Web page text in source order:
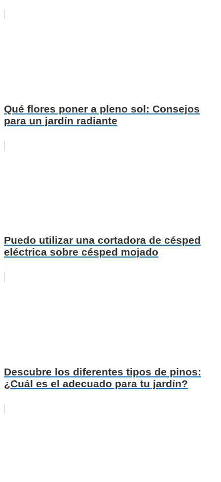
Qué flores poner a pleno sol: Consejos
para un jardín radiante
Puedo utilizar una cortadora de césped
eléctrica sobre césped mojado
Descubre los diferentes tipos de pinos:
¿Cuál es el adecuado para tu jardín?